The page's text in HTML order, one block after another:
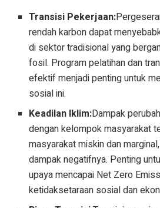
Transisi Pekerjaan:
rendah karbon dapat
di sektor tradisional yang
fosil. Program pelatihan dan
efektif menjadi penting untuk
sosial ini.
Keadilan Iklim:Dampak
dengan kelompok masyarakat
masyarakat miskin dan
dampak negatifnya. Penting
upaya mencapai Net Zero
ketidaksetaraan sosial dan